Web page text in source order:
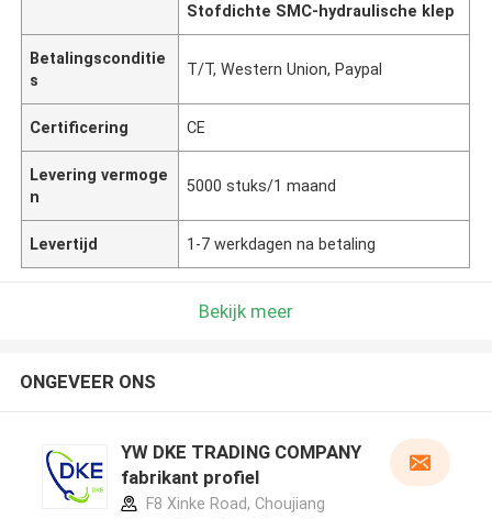
Stofdichte SMC-hydraulische klep
Betalingsconditie
s
T/T, Western Union, Paypal
Certificering CE
Levering vermoge
n
5000 stuks/1 maand
Levertijd 1-7 werkdagen na betaling
Bekijk meer
ONGEVEER ONS
YW DKE TRADING COMPANY
fabrikant profiel
F8 Xinke Road, Choujiang